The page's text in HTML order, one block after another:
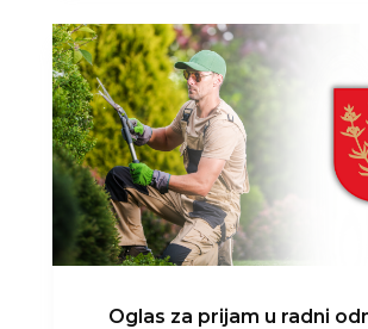
Oglas za prijam u radni